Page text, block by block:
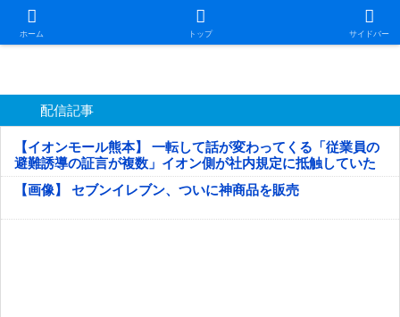
ホーム トップ サイドバー
日本第一！ニュース録
配信記事
【イオンモール熊本】 一転して話が変わってくる「従業員の
避難誘導の証言が複数」イオン側が社内規定に抵触していた
疑い
【画像】 セブンイレブン、ついに神商品を販売